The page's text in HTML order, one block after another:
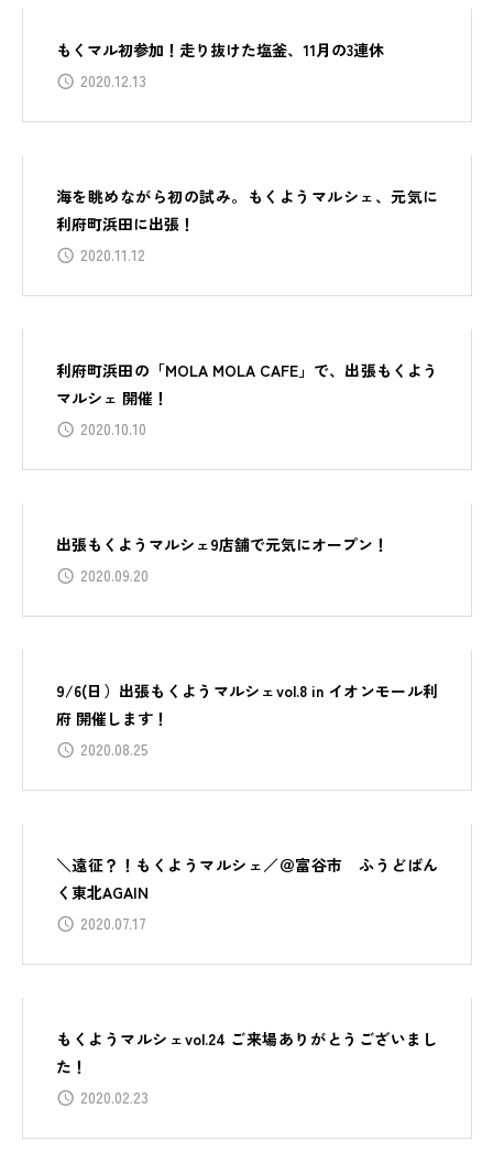
もくマル初参加！走り抜けた塩釜、11月の3連休
2020.12.13
海を眺めながら初の試み。もくようマルシェ、元気に
利府町浜田に出張！
2020.11.12
利府町浜田の「MOLA MOLA CAFE」で、出張もくよう
マルシェ 開催！
2020.10.10
出張もくようマルシェ9店舗で元気にオープン！
2020.09.20
9/6(日）出張もくようマルシェvol.8 in イオンモール利
府 開催します！
2020.08.25
＼遠征？！もくようマルシェ／＠富谷市 ふうどばん
く東北AGAIN
2020.07.17
もくようマルシェvol.24 ご来場ありがとうございまし
た！
2020.02.23